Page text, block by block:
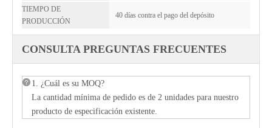
TIEMPO DE
PRODUCCIÓN
40 días contra el pago del depósito
CONSULTA PREGUNTAS FRECUENTES
1. ¿Cuál es su MOQ?
La cantidad mínima de pedido es de 2 unidades para nuestro
producto de especificación existente.